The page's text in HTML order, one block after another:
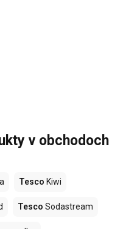
v obchodoch
Tesco Kiwi
Tesco Sodastream